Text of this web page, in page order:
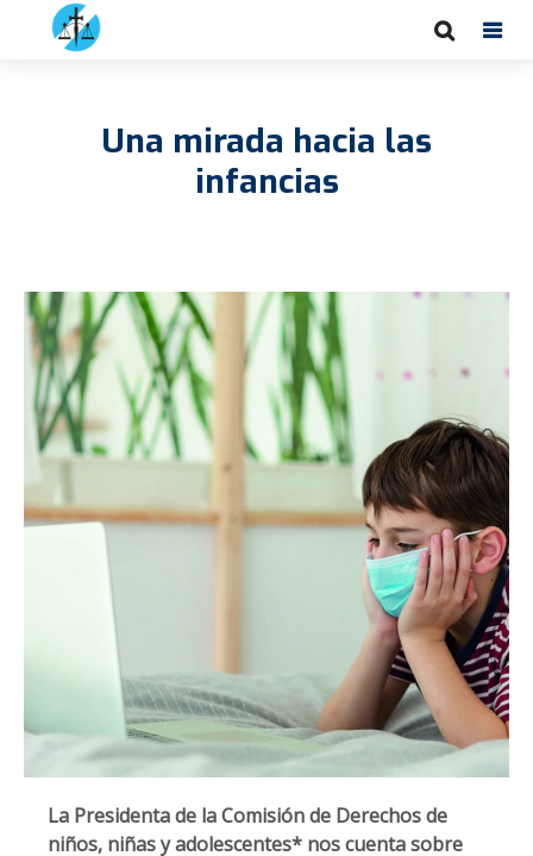
Una mirada hacia las
infancias
La Presidenta de la Comisión de Derechos de
niños, niñas y adolescentes* nos cuenta sobre